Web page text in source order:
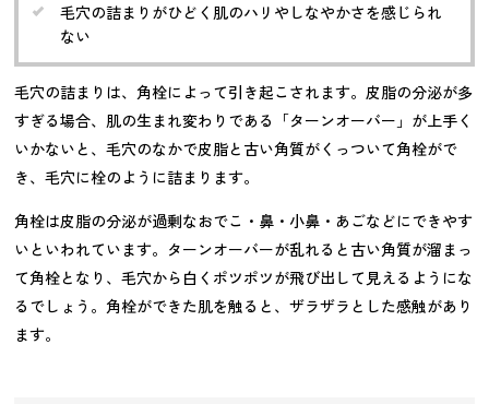
毛穴の詰まりがひどく肌のハリやしなやかさを感じられ
ない
毛穴の詰まりは、角栓によって引き起こされます。皮脂の分泌が多
すぎる場合、肌の生まれ変わりである「ターンオーバー」が上手く
いかないと、毛穴のなかで皮脂と古い角質がくっついて角栓がで
き、毛穴に栓のように詰まります。
角栓は皮脂の分泌が過剰なおでこ・鼻・小鼻・あごなどにできやす
いといわれています。ターンオーバーが乱れると古い角質が溜まっ
て角栓となり、毛穴から白くポツポツが飛び出して見えるようにな
るでしょう。角栓ができた肌を触ると、ザラザラとした感触があり
ます。